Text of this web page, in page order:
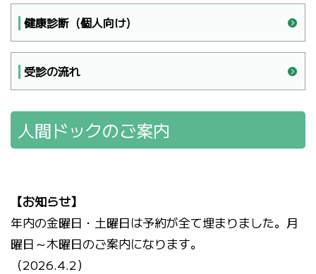
健康診断（個人向け）
受診の流れ
人間ドックのご案内
【お知らせ】
年内の金曜日・土曜日は予約が全て埋まりました。月
曜日～木曜日のご案内になります。
（2026.4.2）